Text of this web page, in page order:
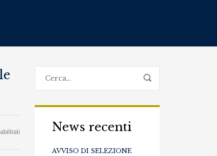
News recenti
AVVISO DI SELEZIONE